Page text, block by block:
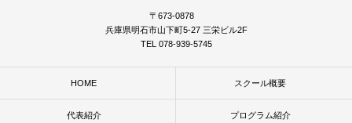
〒673-0878
兵庫県明石市山下町5-27 三栄ビル2F
TEL 078-939-5745
HOME スクール概要
代表紹介 プログラム紹介